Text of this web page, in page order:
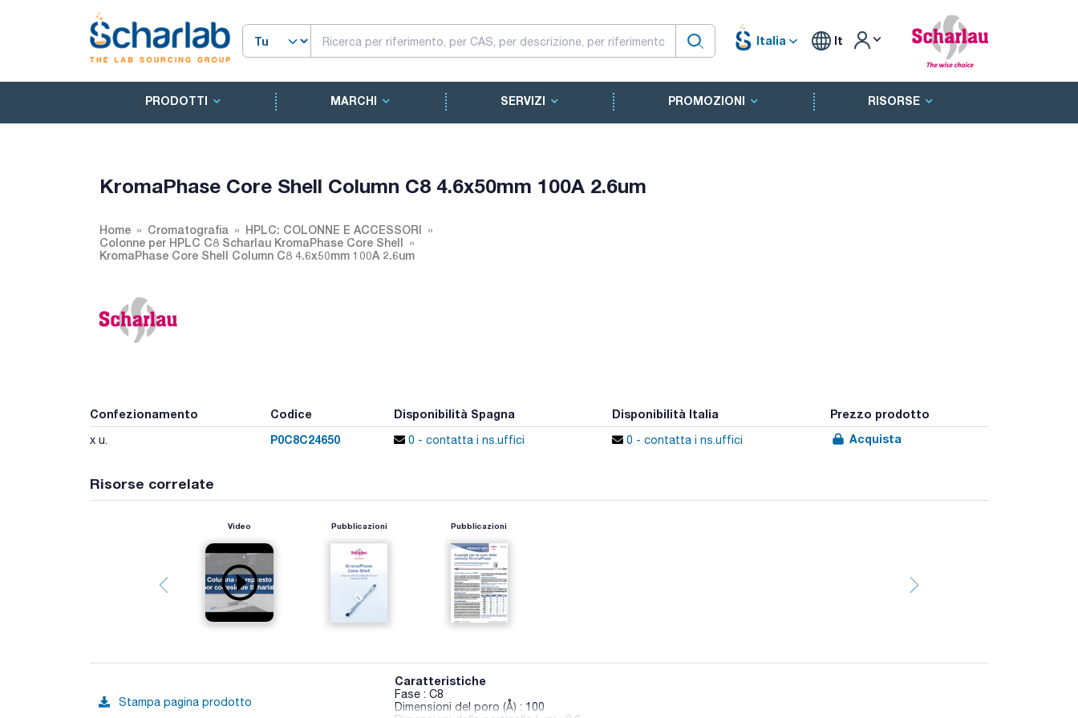
Italia It
PRODOTTI MARCHI SERVIZI PROMOZIONI RISORSE
KromaPhase Core Shell Column C8 4.6x50mm 100A 2.6um
Home Cromatografia
HPLC: COLONNE E ACCESSORI
Colonne per HPLC C8 Scharlau KromaPhase Core Shell
KromaPhase Core Shell Column C8 4.6x50mm 100A 2.6um
Confezionamento Codice Disponibilità Spagna Disponibilità Italia Prezzo prodotto
x u. P0C8C24650 0 - contatta i ns.uffici 0 - contatta i ns.uffici Acquista
Risorse correlate
Video Pubblicazioni Pubblicazioni
Stampa pagina prodotto
Caratteristiche
Fase : C8
Dimensioni del poro (Å) : 100